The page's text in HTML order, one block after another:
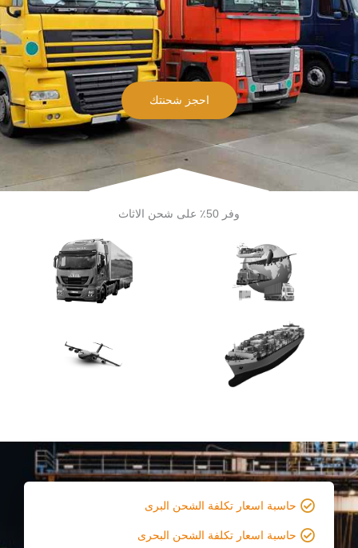
احجز شحنتك
وفر 50٪ على شحن الاثاث
حاسبة اسعار تكلفة الشحن البرى
حاسبة اسعار تكلفة الشحن البحرى